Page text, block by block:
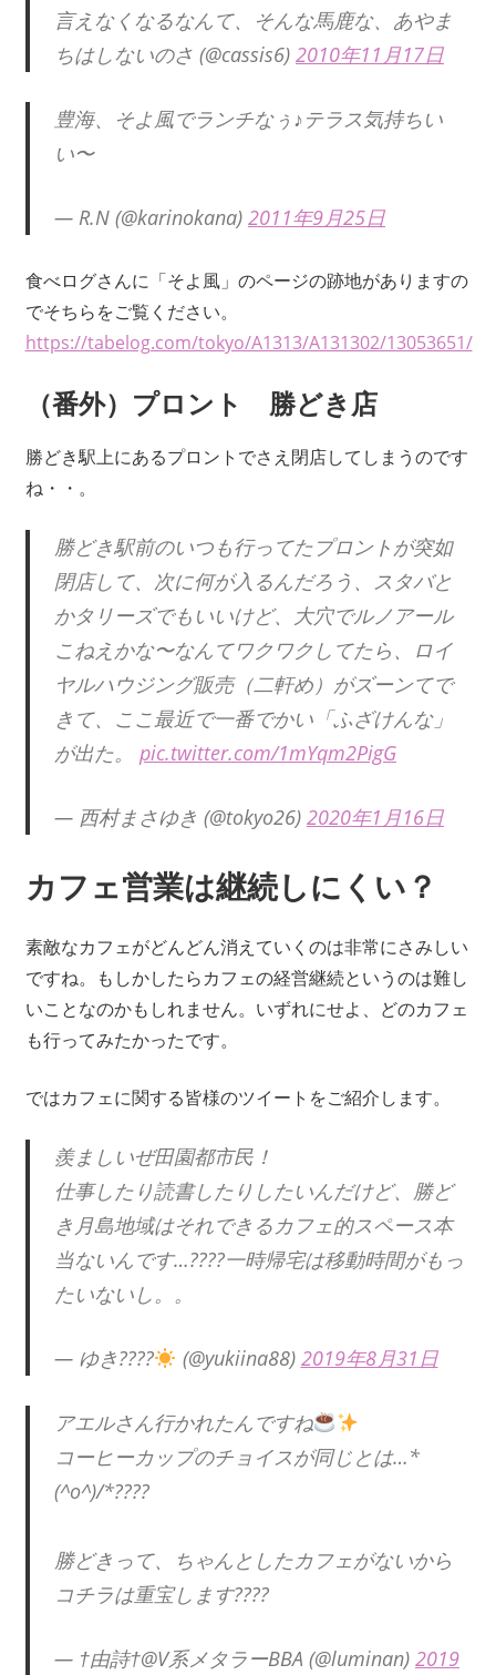
言えなくなるなんて、そんな馬鹿な、あやま
ちはしないのさ (@cassis6) 2010年11月17日
豊海、そよ風でランチなぅ♪テラス気持ちい
い〜
— R.N (@karinokana) 2011年9月25日
食べログさんに「そよ風」のページの跡地がありますの
でそちらをご覧ください。
https://tabelog.com/tokyo/A1313/A131302/13053651/
（番外）プロント 勝どき店
勝どき駅上にあるプロントでさえ閉店してしまうのです
ね・・。
勝どき駅前のいつも行ってたプロントが突如
閉店して、次に何が入るんだろう、スタバと
かタリーズでもいいけど、大穴でルノアール
こねえかな〜なんてワクワクしてたら、ロイ
ヤルハウジング販売（二軒め）がズーンてで
きて、ここ最近で一番でかい「ふざけんな」
が出た。 pic.twitter.com/1mYqm2PigG
— 西村まさゆき (@tokyo26) 2020年1月16日
カフェ営業は継続しにくい？
素敵なカフェがどんどん消えていくのは非常にさみしい
ですね。もしかしたらカフェの経営継続というのは難し
いことなのかもしれません。いずれにせよ、どのカフェ
も行ってみたかったです。
ではカフェに関する皆様のツイートをご紹介します。
羨ましいぜ田園都市民！
仕事したり読書したりしたいんだけど、勝ど
き月島地域はそれできるカフェ的スペース本
当ないんです…????一時帰宅は移動時間がもっ
たいないし。。
— ゆき???? (@yukiina88) 2019年8月31日
アエルさん行かれたんですね
コーヒーカップのチョイスが同じとは…*
(^o^)/*????
勝どきって、ちゃんとしたカフェがないから
コチラは重宝します????
— †由詩†@V系メタラーBBA (@luminan) 2019